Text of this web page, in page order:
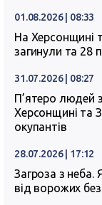
01.08.2026 | 08:33
На Херсонщині
загинули та 28
31.07.2026 | 08:27
П’ятеро людей
Херсонщині та
окупантів
28.07.2026 | 17:12
Загроза з неба.
від ворожих